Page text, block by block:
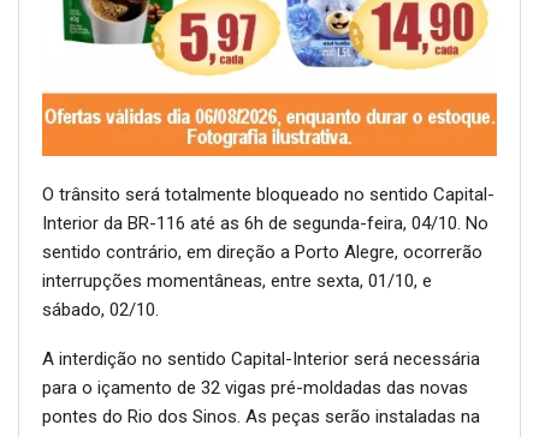
O trânsito será totalmente bloqueado no sentido Capital-
Interior da BR-116 até as 6h de segunda-feira, 04/10. No
sentido contrário, em direção a Porto Alegre, ocorrerão
interrupções momentâneas, entre sexta, 01/10, e
sábado, 02/10.
A interdição no sentido Capital-Interior será necessária
para o içamento de 32 vigas pré-moldadas das novas
pontes do Rio dos Sinos. As peças serão instaladas na